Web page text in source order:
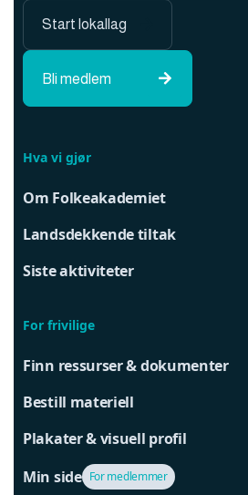
Bli medlem 
Start lokallag
Hva vi gjør
Om Folkeakademiet
Landsdekkende tiltak
Siste aktiviteter
For frivilige
Finn ressurser & dokumenter
Bestill materiell
Plakater & visuell profil
Min side For medlemmer